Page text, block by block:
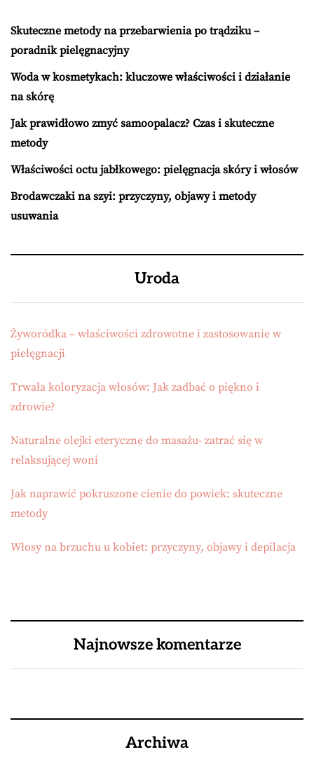
Skuteczne metody na przebarwienia po trądziku –
poradnik pielęgnacyjny
Woda w kosmetykach: kluczowe właściwości i działanie
na skórę
Jak prawidłowo zmyć samoopalacz? Czas i skuteczne
metody
Właściwości octu jabłkowego: pielęgnacja skóry i włosów
Brodawczaki na szyi: przyczyny, objawy i metody
usuwania
Uroda
Żyworódka – właściwości zdrowotne i zastosowanie w
pielęgnacji
Trwała koloryzacja włosów: Jak zadbać o piękno i
zdrowie?
Naturalne olejki eteryczne do masażu- zatrać się w
relaksującej woni
Jak naprawić pokruszone cienie do powiek: skuteczne
metody
Włosy na brzuchu u kobiet: przyczyny, objawy i depilacja
Najnowsze komentarze
Archiwa